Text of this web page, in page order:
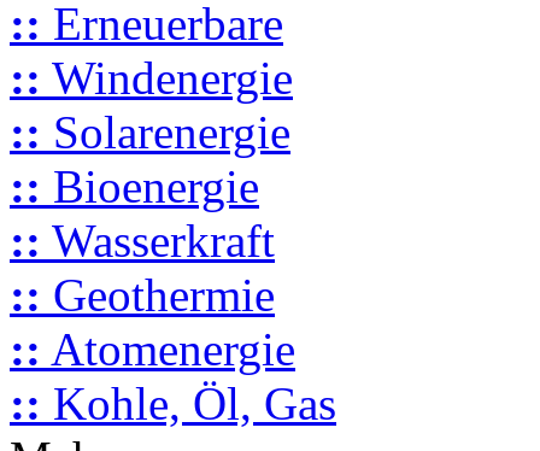
:: Erneuerbare
:: Windenergie
:: Solarenergie
:: Bioenergie
:: Wasserkraft
:: Geothermie
:: Atomenergie
:: Kohle, Öl, Gas